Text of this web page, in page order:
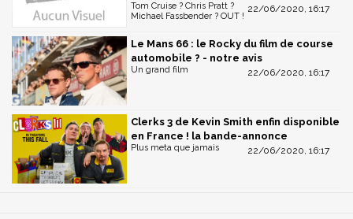
22/06/2020, 16:17
Tom Cruise ? Chris Pratt ?
Michael Fassbender ? OUT !
Le Mans 66 : le Rocky du film de course
automobile ? - notre avis
22/06/2020, 16:17
Un grand film
Clerks 3 de Kevin Smith enfin disponible
en France ! la bande-annonce
22/06/2020, 16:17
Plus meta que jamais